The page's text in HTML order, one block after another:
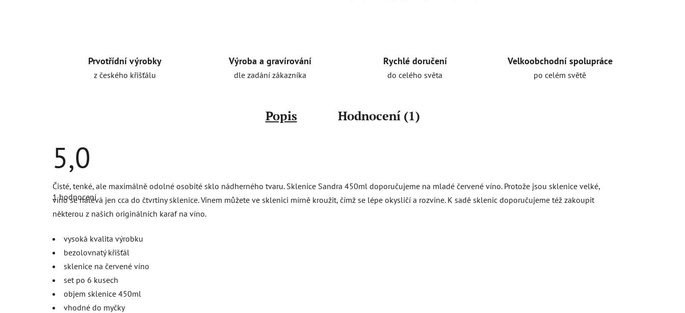
Prvotřídní výrobky
z českého křišťálu
Výroba a gravírování
dle zadání zákazníka
Rychlé doručení
do celého světa
Velkoobchodní spolupráce
po celém světě
Popis Hodnocení (1)
5,0
Průměrné
hodnocení
produktu
je
5,0
hvězdiček.
1 hodnocení
Čisté, tenké, ale maximálně odolné osobité sklo nádherného tvaru. Sklenice Sandra 450ml doporučujeme na mladé červené víno. Protože jsou sklenice velké,
víno se nalévá jen cca do čtvrtiny sklenice. Vínem můžete ve sklenici mírně kroužit, čímž se lépe okysličí a rozvine. K sadě sklenic doporučujeme též zakoupit
některou z našich originálních karaf na víno.
vysoká kvalita výrobku
bezolovnatý křišťál
sklenice na červené víno
set po 6 kusech
objem sklenice 450ml
vhodné do myčky